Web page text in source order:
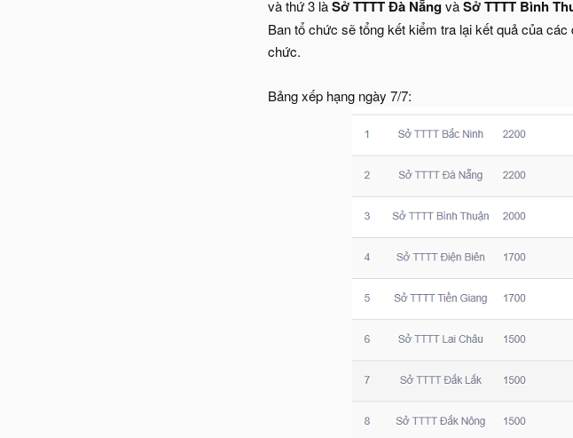
và thứ 3 làSở TTTT Đà NẵngvàSở TTTT Bình
Ban tổ chức sẽ tổng kết kiểm tra lại kết quả của
chức.
Bảng xếp hạng ngày 7/7: